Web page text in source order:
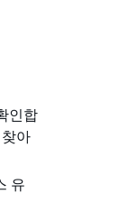
인합
아
유